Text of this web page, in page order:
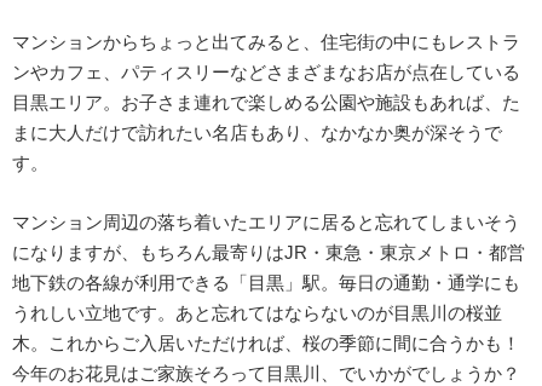
マンションからちょっと出てみると、住宅街の中にもレストラ
ンやカフェ、パティスリーなどさまざまなお店が点在している
目黒エリア。お子さま連れで楽しめる公園や施設もあれば、た
まに大人だけで訪れたい名店もあり、なかなか奥が深そうで
す。
マンション周辺の落ち着いたエリアに居ると忘れてしまいそう
になりますが、もちろん最寄りはJR・東急・東京メトロ・都営
地下鉄の各線が利用できる「目黒」駅。毎日の通勤・通学にも
うれしい立地です。あと忘れてはならないのが目黒川の桜並
木。これからご入居いただければ、桜の季節に間に合うかも！
今年のお花見はご家族そろって目黒川、でいかがでしょうか？